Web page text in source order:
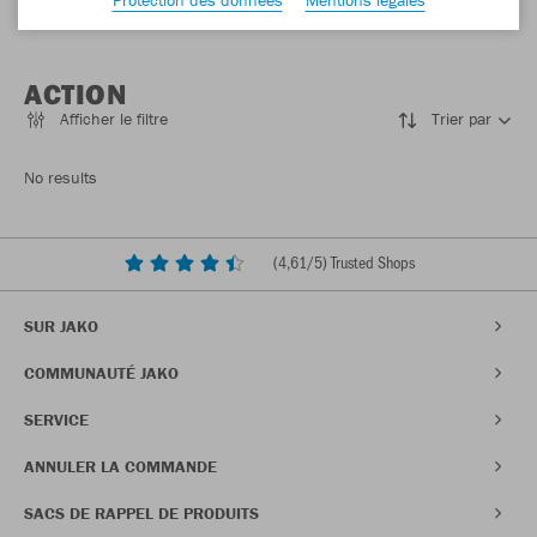
ACTION
Afficher le filtre Trier par
No results
(4,61/5) Trusted Shops
SUR JAKO
COMMUNAUTÉ JAKO
SERVICE
ANNULER LA COMMANDE
SACS DE RAPPEL DE PRODUITS